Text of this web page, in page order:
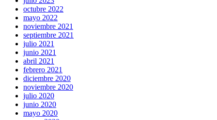
octubre 2022
mayo 2022
noviembre 2021
septiembre 2021
julio 2021
junio 2021
abril 2021
febrero 2021
diciembre 2020
noviembre 2020
julio 2020
junio 2020
mayo 2020